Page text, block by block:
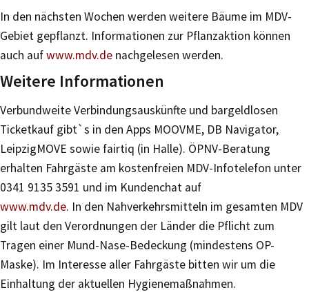
In den nächsten Wochen werden weitere Bäume im MDV-
Gebiet gepflanzt. Informationen zur Pflanzaktion können
auch aufwww.mdv.de nachgelesen werden.
Weitere Informationen
Verbundweite Verbindungsauskünfte und bargeldlosen
Ticketkauf gibt`s in den Apps MOOVME, DB Navigator,
LeipzigMOVE sowie fairtiq (in Halle). ÖPNV-Beratung
erhalten Fahrgäste am kostenfreien MDV-Infotelefon unter
0341 9135 3591 und im Kundenchat auf
www.mdv.de. In den Nahverkehrsmitteln im gesamten MDV
gilt laut den Verordnungen der Länder die Pflicht zum
Tragen einer Mund-Nase-Bedeckung (mindestens OP-
Maske). Im Interesse aller Fahrgäste bitten wir um die
Einhaltung der aktuellen Hygienemaßnahmen.